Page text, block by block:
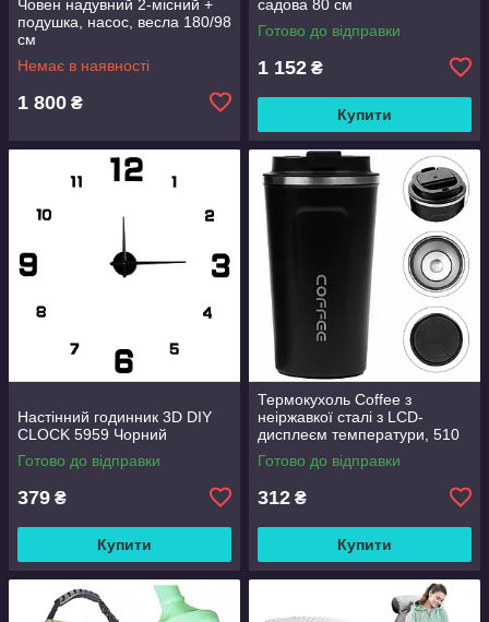
Човен надувний 2-місний +
подушка, насос, весла 180/98
см
Немає в наявності
1 800 ₴
садова 80 см
Готово до відправки
1 152 ₴
Купити
Настінний годинник 3D DIY
CLOCK 5959 Чорний
Готово до відправки
379 ₴
Купити
Термокухоль Coffee з
неіржавкої сталі з LCD-
дисплеєм температури, 510
мл Чорний
Готово до відправки
312 ₴
Купити